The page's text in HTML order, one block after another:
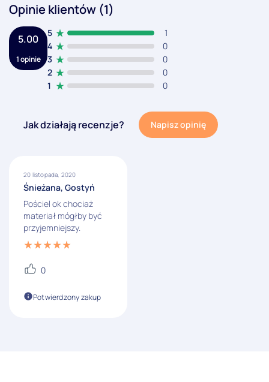
Opinie klientów (1)
5.00
1 opinie
1 0
2 0
3 0
4 0
5 1
Jak działają recenzje? Napisz opinię
20 listopada, 2020
Śnieżana, Gostyń
Pościel ok chociaż
materiał mógłby być
przyjemniejszy.
0
Potwierdzony zakup